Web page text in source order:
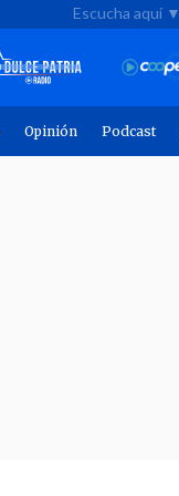
Escucha aquí ▼
Opinión Podcast